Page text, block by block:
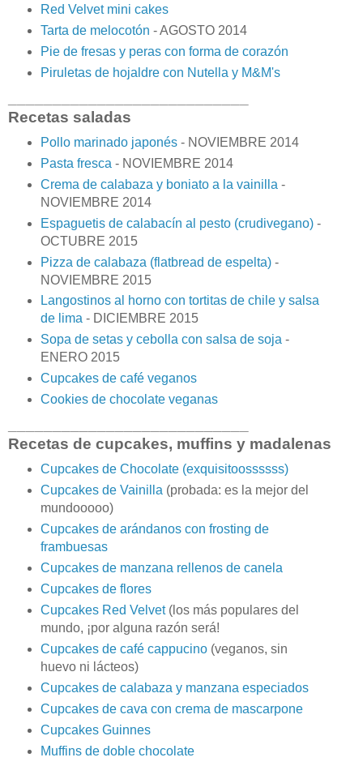
Red Velvet mini cakes
Tarta de melocotón - AGOSTO 2014
Pie de fresas y peras con forma de corazón
Piruletas de hojaldre con Nutella y M&M's
Recetas saladas
Pollo marinado japonés- NOVIEMBRE 2014
Pasta fresca - NOVIEMBRE 2014
Crema de calabaza y boniato a la vainilla -
NOVIEMBRE 2014
Espaguetis de calabacín al pesto (crudivegano)-
OCTUBRE 2015
Pizza de calabaza (flatbread de espelta)-
NOVIEMBRE 2015
Langostinos al horno con tortitas de chile y salsa
de lima- DICIEMBRE 2015
Sopa de setas y cebolla con salsa de soja-
ENERO 2015
Cupcakes de café veganos
Cookies de chocolate veganas
Recetas de cupcakes, muffins y madalenas
Cupcakes de Chocolate (exquisitoossssss)
Cupcakes de Vainilla (probada: es la mejor del
mundooooo)
Cupcakes de arándanos con frosting de
frambuesas
Cupcakes de manzana rellenos de canela
Cupcakes de flores
Cupcakes Red Velvet (los más populares del
mundo, ¡por alguna razón será!
Cupcakes de café cappucino(veganos, sin
huevo ni lácteos)
Cupcakes de calabaza y manzana especiados
Cupcakes de cava con crema de mascarpone
Cupcakes Guinnes
Muffins de doble chocolate